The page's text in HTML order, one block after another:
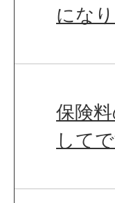
にな
保険
して